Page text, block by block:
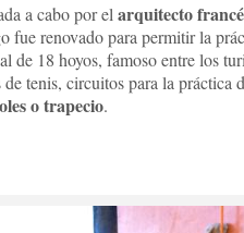
a cabo por el arquitecto
fue renovado para permitir la
de 18 hoyos, famoso entre los
tenis, circuitos para la práctica
o trapecio.